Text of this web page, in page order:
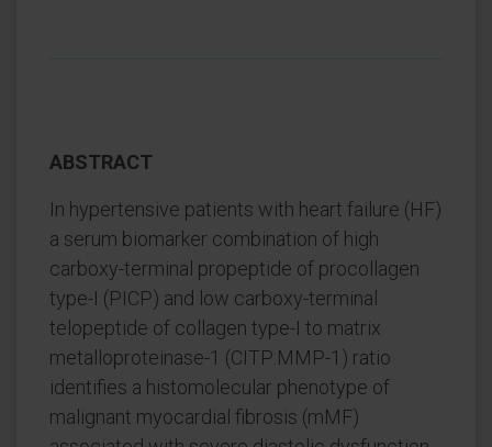
ABSTRACT
In hypertensive patients with heart failure (HF)
a serum biomarker combination of high
carboxy-terminal propeptide of procollagen
type-I (PICP) and low carboxy-terminal
telopeptide of collagen type-I to matrix
metalloproteinase-1 (CITP:MMP-1) ratio
identifies a histomolecular phenotype of
malignant myocardial fibrosis (mMF)